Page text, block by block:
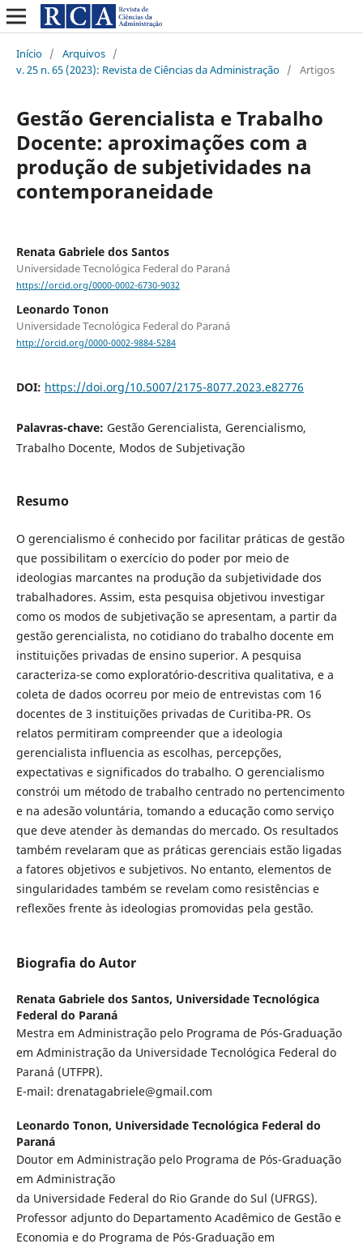
Início / Arquivos /
v. 25 n. 65 (2023): Revista de Ciências da Administração / Artigos
Gestão Gerencialista e Trabalho
Docente: aproximações com a
produção de subjetividades na
contemporaneidade
Renata Gabriele dos Santos
Universidade Tecnológica Federal do Paraná
https://orcid.org/0000-0002-6730-9032
Leonardo Tonon
Universidade Tecnológica Federal do Paraná
http://orcid.org/0000-0002-9884-5284
DOI: https://doi.org/10.5007/2175-8077.2023.e82776
Palavras-chave: Gestão Gerencialista, Gerencialismo,
Trabalho Docente, Modos de Subjetivação
Resumo
O gerencialismo é conhecido por facilitar práticas de gestão
que possibilitam o exercício do poder por meio de
ideologias marcantes na produção da subjetividade dos
trabalhadores. Assim, esta pesquisa objetivou investigar
como os modos de subjetivação se apresentam, a partir da
gestão gerencialista, no cotidiano do trabalho docente em
instituições privadas de ensino superior. A pesquisa
caracteriza-se como exploratório-descritiva qualitativa, e a
coleta de dados ocorreu por meio de entrevistas com 16
docentes de 3 instituições privadas de Curitiba-PR. Os
relatos permitiram compreender que a ideologia
gerencialista influencia as escolhas, percepções,
expectativas e significados do trabalho. O gerencialismo
constrói um método de trabalho centrado no pertencimento
e na adesão voluntária, tomando a educação como serviço
que deve atender às demandas do mercado. Os resultados
também revelaram que as práticas gerenciais estão ligadas
a fatores objetivos e subjetivos. No entanto, elementos de
singularidades também se revelam como resistências e
reflexões frente às ideologias promovidas pela gestão.
Biografia do Autor
Renata Gabriele dos Santos, Universidade Tecnológica
Federal do Paraná
Mestra em Administração pelo Programa de Pós-Graduação
em Administração da Universidade Tecnológica Federal do
Paraná (UTFPR).
E-mail: drenatagabriele@gmail.com
Leonardo Tonon, Universidade Tecnológica Federal do
Paraná
Doutor em Administração pelo Programa de Pós-Graduação
em Administração
da Universidade Federal do Rio Grande do Sul (UFRGS).
Professor adjunto do Departamento Acadêmico de Gestão e
Economia e do Programa de Pós-Graduação em